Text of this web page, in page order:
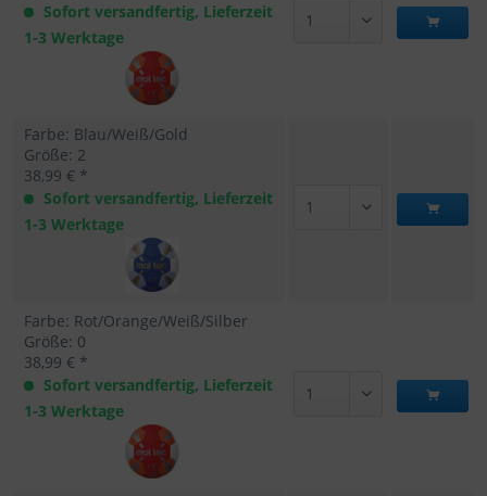
Sofort versandfertig, Lieferzeit
1-3 Werktage
Farbe: Blau/Weiß/Gold
Größe: 2
38,99 € *
Sofort versandfertig, Lieferzeit
1-3 Werktage
Farbe: Rot/Orange/Weiß/Silber
Größe: 0
38,99 € *
Sofort versandfertig, Lieferzeit
1-3 Werktage